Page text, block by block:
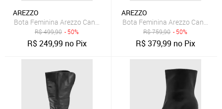
AREZZO
Bota Feminina Arezzo Cano Curto Couro Caramelo
R$499,90 - 50%
R$249,99 no Pix
AREZZO
Bota Feminina Arezzo Cano
R$759,90 - 50%
R$379,99 no Pix